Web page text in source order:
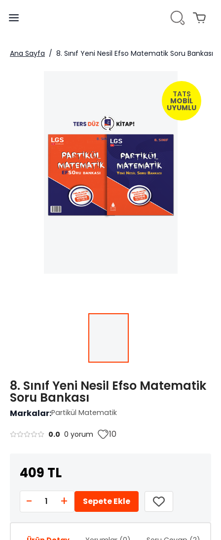
Ana Sayfa / 8. Sınıf Yeni Nesil Efso Matematik Soru Bankası
TATS
MOBİL
UYUMLU
8. Sınıf Yeni Nesil Efso Matematik
Soru Bankası
Markalar:Partikül Matematik
0.0 0 yorum 10
409 TL
- 1 + Sepete Ekle